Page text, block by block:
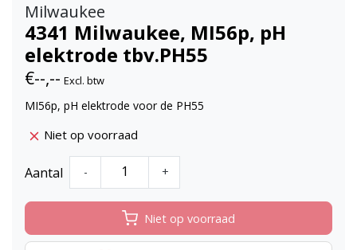
Milwaukee
4341 Milwaukee, MI56p, pH
elektrode tbv.PH55
€--,-- Excl. btw
MI56p, pH elektrode voor de PH55
Niet op voorraad
Aantal - +
Niet op voorraad